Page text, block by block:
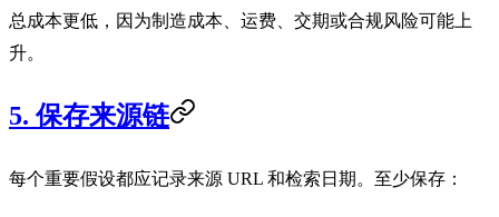
总成本更低，因为制造成本、运费、交期或合规风险可能上
升。
5. 保存来源链
每个重要假设都应记录来源 URL 和检索日期。至少保存：